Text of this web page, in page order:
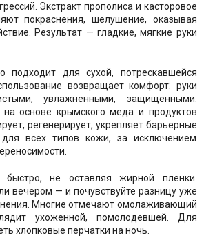
Экстракт прополиса и касторовое
покраснения, шелушение, оказывая
Результат — гладкие, мягкие руки
подходит для сухой, потрескавшейся
возвращает комфорт: руки
увлажненными, защищенными.
на основе крымского меда и продуктов
регенерирует, укрепляет барьерные
всех типов кожи, за исключением
быстро, не оставляя жирной пленки.
вечером — и почувствуйте разницу уже
Многие отмечают омолаживающий
ухоженной, помолодевшей. Для
хлопковые перчатки на ночь.